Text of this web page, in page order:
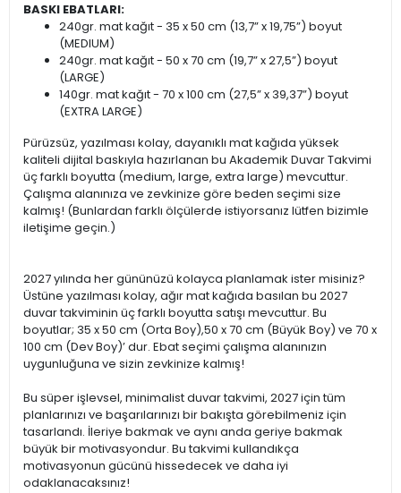
BASKI EBATLARI:
240gr. mat kağıt - 35 x 50 cm (13,7” x 19,75”) boyut
(MEDIUM)
240gr. mat kağıt - 50 x 70 cm (19,7” x 27,5”) boyut
(LARGE)
140gr. mat kağıt - 70 x 100 cm (27,5” x 39,37”) boyut
(EXTRA LARGE)
Pürüzsüz, yazılması kolay, dayanıklı mat kağıda yüksek
kaliteli dijital baskıyla hazırlanan bu Akademik Duvar Takvimi
üç farklı boyutta (medium, large, extra large) mevcuttur.
Çalışma alanınıza ve zevkinize göre beden seçimi size
kalmış! (Bunlardan farklı ölçülerde istiyorsanız lütfen bizimle
iletişime geçin.)
2027 yılında her gününüzü kolayca planlamak ister misiniz?
Üstüne yazılması kolay, ağır mat kağıda basılan bu 2027
duvar takviminin üç farklı boyutta satışı mevcuttur. Bu
boyutlar; 35 x 50 cm (Orta Boy),50 x 70 cm (Büyük Boy) ve 70 x
100 cm (Dev Boy)’ dur. Ebat seçimi çalışma alanınızın
uygunluğuna ve sizin zevkinize kalmış!
Bu süper işlevsel, minimalist duvar takvimi, 2027 için tüm
planlarınızı ve başarılarınızı bir bakışta görebilmeniz için
tasarlandı. İleriye bakmak ve aynı anda geriye bakmak
büyük bir motivasyondur. Bu takvimi kullandıkça
motivasyonun gücünü hissedecek ve daha iyi
odaklanacaksınız!